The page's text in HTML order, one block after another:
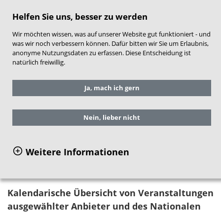
Helfen Sie uns, besser zu werden
Wir möchten wissen, was auf unserer Website gut funktioniert - und
was wir noch verbessern können. Dafür bitten wir Sie um Erlaubnis,
anonyme Nutzungsdaten zu erfassen. Diese Entscheidung ist
natürlich freiwillig.
Ja, mach ich gern
Nein, lieber nicht
Weitere Informationen
Sie befinden sich hier: Service
Veranstaltungen
Veranstaltungskalender
Veranstaltungskalender
Kalendarische Übersicht von Veranstaltungen
ausgewählter Anbieter und des Nationalen